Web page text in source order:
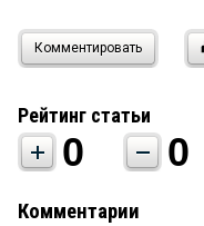
Комментировать
Рейтинг статьи
0 0
Комментарии